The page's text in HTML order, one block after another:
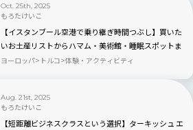
Oct. 25th, 2025
もろたけいこ
【イスタンブール空港で乗り継ぎ時間つぶし】買いた
いお土産リストからハマム・美術館・睡眠スポットま
で完全攻略
ヨーロッパ トルコ 体験・アクティビティ
Aug. 21st, 2025
もろたけいこ
【短距離ビジネスクラスという選択】ターキッシュ エ